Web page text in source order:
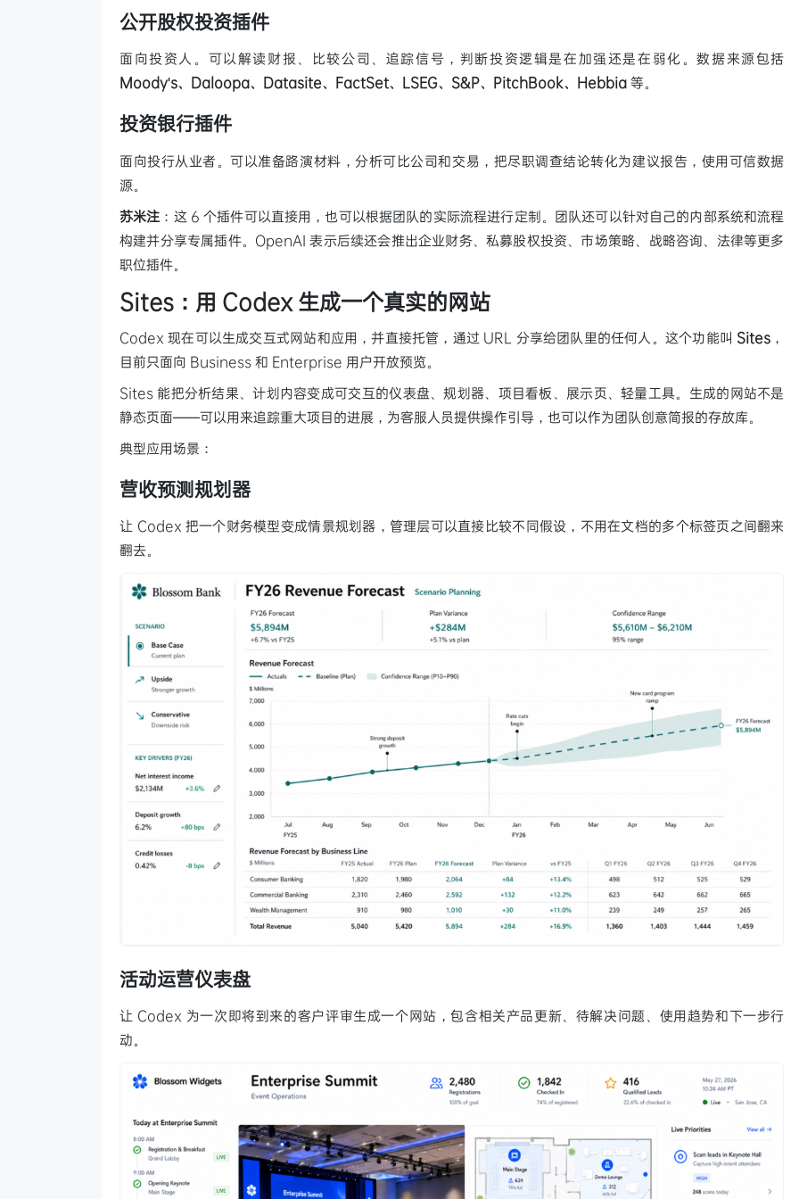
公开股权投资插件
面向投资人。可以解读财报、比较公司、追踪信号，判断投资逻辑是在加强还是在弱化。数据来源包括
Moody's、Daloopa、Datasite、FactSet、LSEG、S&P、PitchBook、Hebbia 等。
投资银行插件
面向投行从业者。可以准备路演材料，分析可比公司和交易，把尽职调查结论转化为建议报告，使用可信数据
源。
苏米注 ：这 6 个插件可以直接用，也可以根据团队的实际流程进行定制。团队还可以针对自己的内部系统和流程
构建并分享专属插件。OpenAI 表示后续还会推出企业财务、私募股权投资、市场策略、战略咨询、法律等更多
职位插件。
Sites：用 Codex 生成一个真实的网站
Codex 现在可以生成交互式网站和应用，并直接托管，通过 URL 分享给团队里的任何人。这个功能叫 Sites ，
目前只面向 Business 和 Enterprise 用户开放预览。
Sites 能把分析结果、计划内容变成可交互的仪表盘、规划器、项目看板、展示页、轻量工具。生成的网站不是
静态页面——可以用来追踪重大项目的进展，为客服人员提供操作引导，也可以作为团队创意简报的存放库。
典型应用场景：
营收预测规划器
让 Codex 把一个财务模型变成情景规划器，管理层可以直接比较不同假设，不用在文档的多个标签页之间翻来
翻去。
活动运营仪表盘
让 Codex 为一次即将到来的客户评审生成一个网站，包含相关产品更新、待解决问题、使用趋势和下一步行
动。